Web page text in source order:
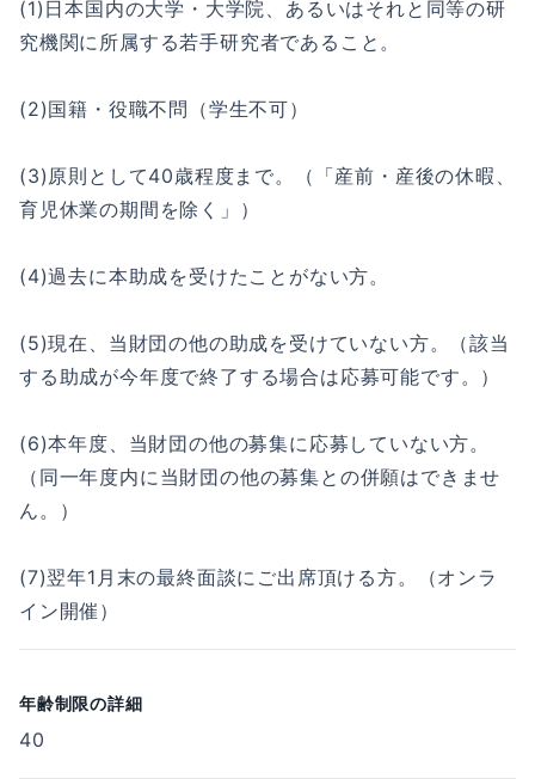
(1)日本国内の大学・大学院、あるいはそれと同等の研
究機関に所属する若手研究者であること。
(2)国籍・役職不問（学生不可）
(3)原則として40歳程度まで。（「産前・産後の休暇、
育児休業の期間を除く」）
(4)過去に本助成を受けたことがない方。
(5)現在、当財団の他の助成を受けていない方。（該当
する助成が今年度で終了する場合は応募可能です。）
(6)本年度、当財団の他の募集に応募していない方。
（同一年度内に当財団の他の募集との併願はできませ
ん。）
(7)翌年1月末の最終面談にご出席頂ける方。（オンラ
イン開催）
年齢制限の詳細
40